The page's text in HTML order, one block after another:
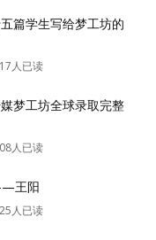
篇学生写给梦工坊的
人已读
梦工坊全球录取完整
人已读
王阳
人已读